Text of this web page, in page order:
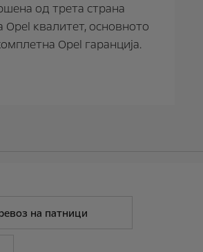
од трета страна
квалитет, основното
Opel гаранција.
на патници